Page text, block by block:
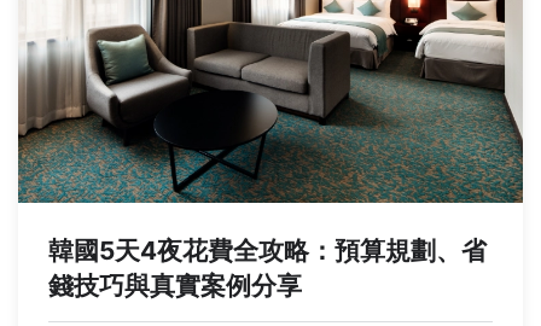
韓國5天4夜花費全攻略：預算規劃、省
錢技巧與真實案例分享